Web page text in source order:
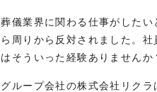
葬儀業界に関わる仕事がしたい
ら周りから反対されました。社
はそういった経験ありませんか
グループ会社の株式会社リクラ